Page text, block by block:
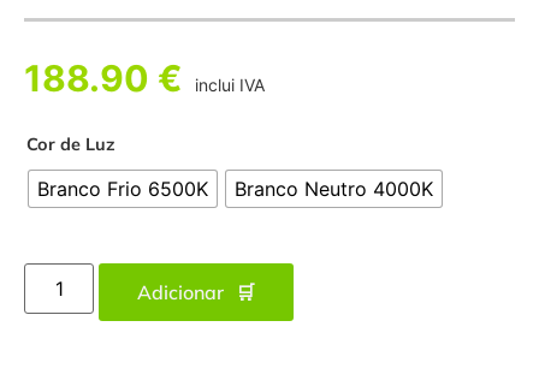
188.90 € inclui IVA
Cor de Luz
Branco Frio 6500K Branco Neutro 4000K
Adicionar